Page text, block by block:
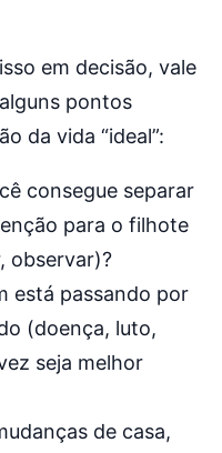
em decisão, vale
pontos
da vida “ideal”:
consegue separar
para o filhote
observar)?
está passando por
(doença, luto,
seja melhor
de casa,